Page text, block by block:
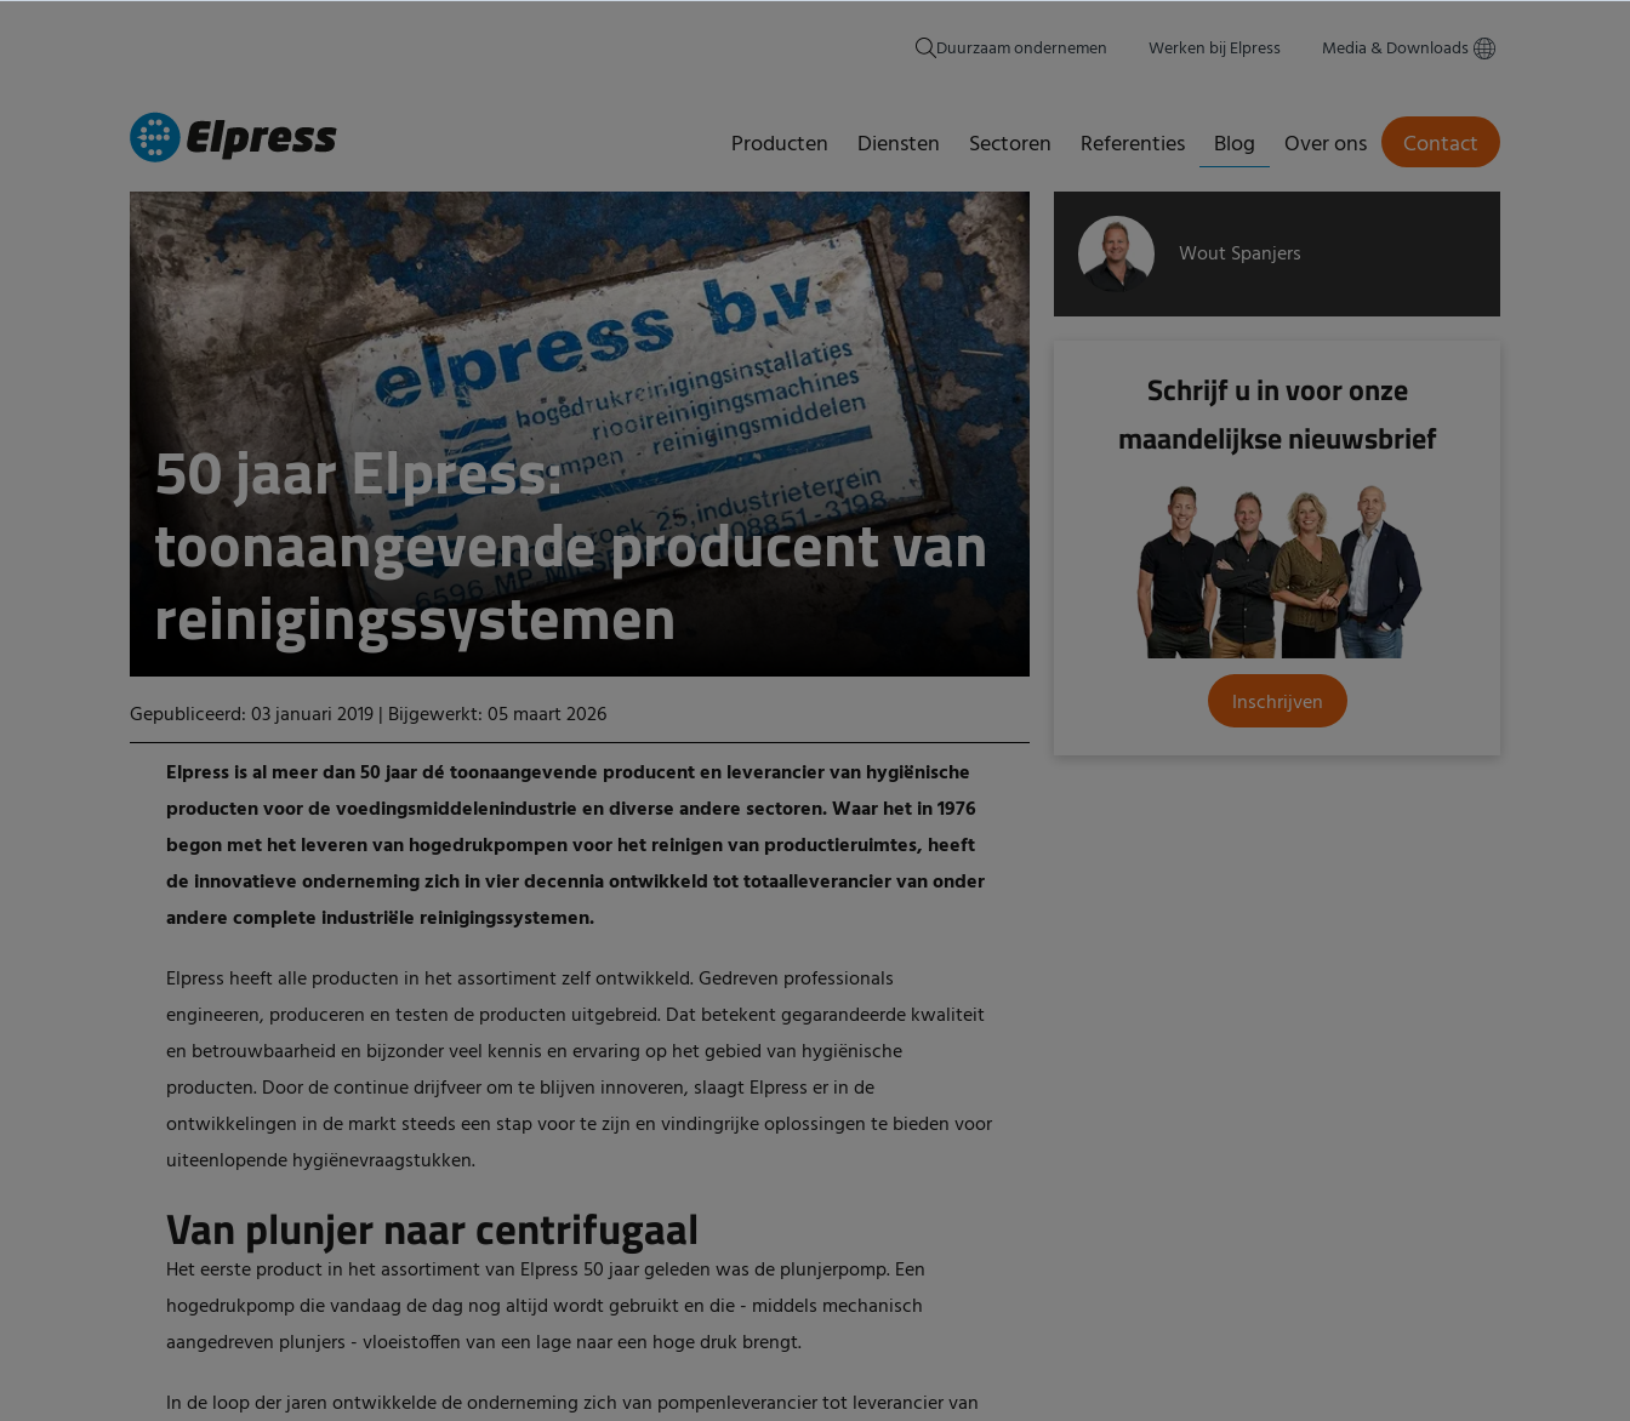
Duurzaam ondernemen Werken bij Elpress Media & Downloads
Producten Diensten Sectoren Referenties Blog Over ons Contact
50 jaar Elpress:
toonaangevende producent van
reinigingssystemen
Gepubliceerd: 03 januari 2019| Bijgewerkt: 05 maart 2026
Elpress is al meer dan 50 jaar dé toonaangevende producent en leverancier van hygiënische
producten voor de voedingsmiddelenindustrie en diverse andere sectoren. Waar het in 1976
begon met het leveren van hogedrukpompen voor het reinigen van productieruimtes, heeft
de innovatieve onderneming zich in vier decennia ontwikkeld tot totaalleverancier van onder
andere complete industriële reinigingssystemen.
Elpress heeft alle producten in het assortiment zelf ontwikkeld. Gedreven professionals
engineeren, produceren en testen de producten uitgebreid. Dat betekent gegarandeerde kwaliteit
en betrouwbaarheid en bijzonder veel kennis en ervaring op het gebied van hygiënische
producten. Door de continue drijfveer om te blijven innoveren, slaagt Elpress er in de
ontwikkelingen in de markt steeds een stap voor te zijn en vindingrijke oplossingen te bieden voor
uiteenlopende hygiënevraagstukken.
Van plunjer naar centrifugaal
Het eerste product in het assortiment van Elpress 50 jaar geleden was de plunjerpomp. Een
hogedrukpomp die vandaag de dag nog altijd wordt gebruikt en die - middels mechanisch
aangedreven plunjers - vloeistoffen van een lage naar een hoge druk brengt.
In de loop der jaren ontwikkelde de onderneming zich van pompenleverancier tot leverancier van
Wout Spanjers
Schrijf u in voor onze
maandelijkse nieuwsbrief
Inschrijven